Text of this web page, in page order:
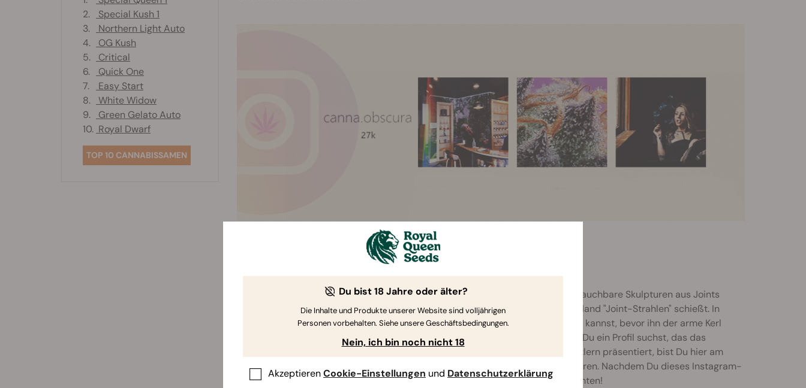
The National Joint Leagueist ein extrem lustiges Weed-Profil, das vollständig rauchbare Skulpturen aus Joints
aufweist. Ein Post zeigt einenIron Manaus Blättchen und Weed, der aus jeder Hand "Joint-Strahlen" schießt. In
einem anderen sieht man einenjointrauchenden Alien, dessen Joint Du stehlen kannst, bevor ihn der arme Kerl
selbst raucht. Noch ein anderer zeigt einevollständig rauchbare Tarantel
. Falls Du ein Profil suchst, das das
Allerbeste des Einfallsreichtums von Hanffreunden von einer Vielzahl von Künstlern präsentiert, bist Du hier am
richtigen Ort. Diese Skulpturen werden Dich amüsieren, faszinieren und inspirieren. Nachdem Du dieses Instagram-
Profil durchgesehen hast, wirst Du Joints nie wieder auf dieselbe Weise betrachten!
2.
Special Kush 1
3.
Northern Light Auto
4.
OG Kush
5.
Critical
6.
Quick One
7.
Easy Start
8.
White Widow
9.
Green Gelato Auto
10. Royal Dwarf
TOP 10 CANNABISSAMEN
Du bist 18 Jahre oder älter?
Die Inhalte und Produkte unserer Website sind volljährigen
Personen vorbehalten. Siehe unsere Geschäftsbedingungen.
Nein, ich bin noch nicht 18
AkzeptierenCookie-Einstellungen und Datenschutzerklärung